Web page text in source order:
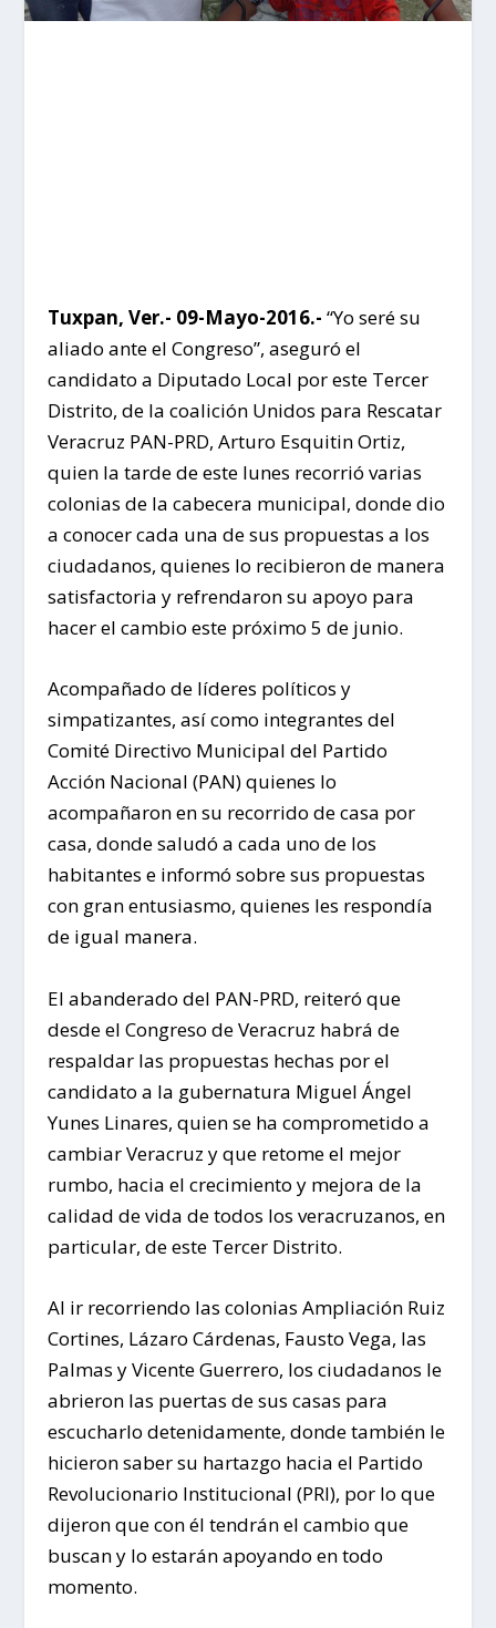
Tuxpan, Ver.- 09-Mayo-2016.- “Yo seré su
aliado ante el Congreso”, aseguró el
candidato a Diputado Local por este Tercer
Distrito, de la coalición Unidos para Rescatar
Veracruz PAN-PRD, Arturo Esquitin Ortiz,
quien la tarde de este lunes recorrió varias
colonias de la cabecera municipal, donde dio
a conocer cada una de sus propuestas a los
ciudadanos, quienes lo recibieron de manera
satisfactoria y refrendaron su apoyo para
hacer el cambio este próximo 5 de junio.
Acompañado de líderes políticos y
simpatizantes, así como integrantes del
Comité Directivo Municipal del Partido
Acción Nacional (PAN) quienes lo
acompañaron en su recorrido de casa por
casa, donde saludó a cada uno de los
habitantes e informó sobre sus propuestas
con gran entusiasmo, quienes les respondía
de igual manera.
El abanderado del PAN-PRD, reiteró que
desde el Congreso de Veracruz habrá de
respaldar las propuestas hechas por el
candidato a la gubernatura Miguel Ángel
Yunes Linares, quien se ha comprometido a
cambiar Veracruz y que retome el mejor
rumbo, hacia el crecimiento y mejora de la
calidad de vida de todos los veracruzanos, en
particular, de este Tercer Distrito.
Al ir recorriendo las colonias Ampliación Ruiz
Cortines, Lázaro Cárdenas, Fausto Vega, las
Palmas y Vicente Guerrero, los ciudadanos le
abrieron las puertas de sus casas para
escucharlo detenidamente, donde también le
hicieron saber su hartazgo hacia el Partido
Revolucionario Institucional (PRI), por lo que
dijeron que con él tendrán el cambio que
buscan y lo estarán apoyando en todo
momento.